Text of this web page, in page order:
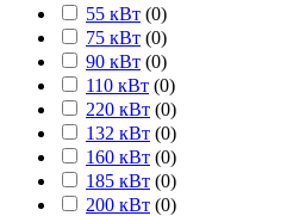
55 кВт (0)
75 кВт (0)
90 кВт (0)
110 кВт (0)
220 кВт (0)
132 кВт (0)
160 кВт (0)
185 кВт (0)
200 кВт (0)